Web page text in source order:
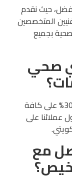
حيث نقدم
المتخصصين
بجميع
صحي
نعم، نقدم حالياً خصم حصري يصل إلى 30% على كافة
على
مع